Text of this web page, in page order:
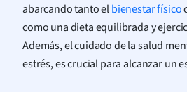
abarcando tanto elbienestar físico
como una dieta equilibrada y
Además, el cuidado de la salud
estrés, es crucial para alcanzar un